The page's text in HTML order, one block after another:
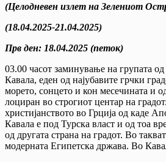
(Целодневен излет на Зелениот
(18.04.2025-21.04.2025)
Прв ден: 18.04.2025 (петок)
03.00 часот заминување на групата
Кавала, еден од најубавите грчки
морето, сонцето и кон месечината и
лоциран во строгиот центар на
христијанството во Грција од каде
Кавала е под Турска власт и од тоа
од другата страна на градот. Во
модерната Египетска држава. Во